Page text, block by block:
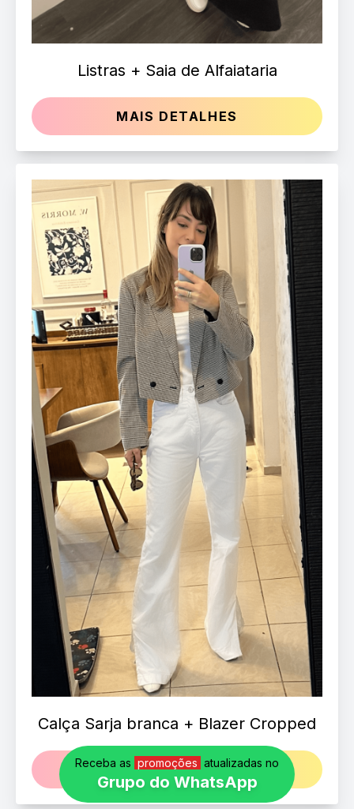
Listras + Saia de Alfaiataria
MAIS DETALHES
Calça Sarja branca + Blazer Cropped
MAIS DETALHES
Receba as promoções atualizadas no
Grupo do WhatsApp